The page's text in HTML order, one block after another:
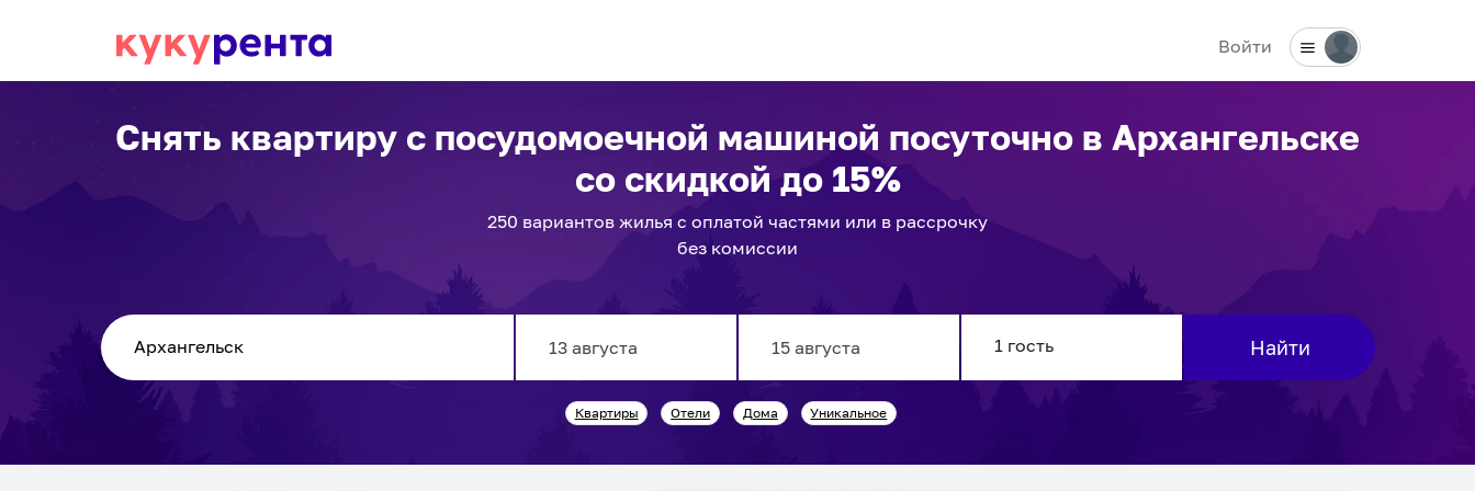
Войти
Снять квартиру с посудомоечной машиной посуточно в Архангельске
со скидкой до 15%
250 вариантов жилья с оплатой частями или в рассрочку
без комиссии
forward
interact
backward
interact
Найти
Квартиры Отели Дома Уникальное